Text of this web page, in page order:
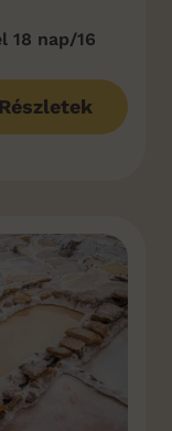
18 nap/16
Részletek